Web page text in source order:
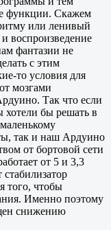
функции. Скажем
или ленивый
воспроизведение
фантазии не
с этим
то условия для
мозгами
Так что если
хотели бы решать в
так и наш Ардуино
от бортовой сети
от 5 и 3,3
того, чтобы
Именно поэтому
снижению